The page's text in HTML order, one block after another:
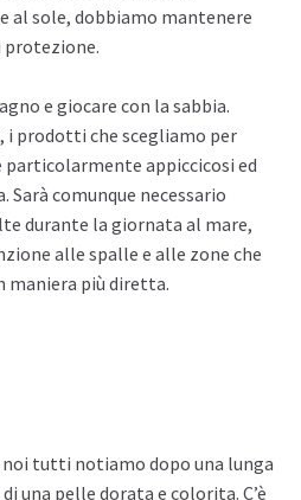
al sole, dobbiamo mantenere
protezione.
e giocare con la sabbia.
i prodotti che scegliamo per
particolarmente appiccicosi ed
Sarà comunque necessario
durante la giornata al mare,
alle spalle e alle zone che
maniera più diretta.
noi tutti notiamo dopo una lunga
una pelle dorata e colorita. C’è